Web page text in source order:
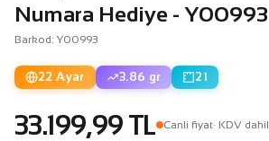
Numara Hediye - Y00993
Barkod: Y00993
22 Ayar 3.86 gr 21
33.199,99 TL Canli fiyat· KDV dahil